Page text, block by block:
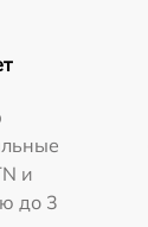
и
до 3